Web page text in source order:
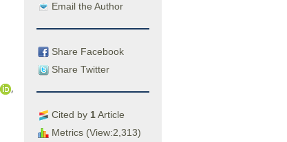
Email the Author
Share Facebook
Share Twitter
Cited by 1Article
Metrics (View:2,313)
,